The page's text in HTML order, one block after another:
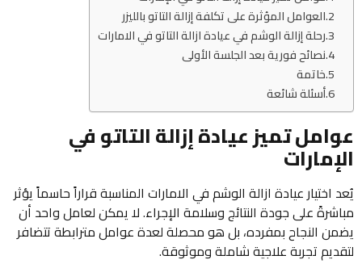
العوامل المؤثرة على تكلفة إزالة التاتو بالليزر
رحلة إزالة الوشم في عيادة ازالة التاتو في الامارات
نصائح فورية بعد الجلسة الأولى
خاتمة
أسئلة شائعة
عوامل تميز عيادة إزالة التاتو في
الإمارات
يُعد اختيار عيادة ازالة الوشم في الامارات المناسبة قراراً حاسماً يؤثر
مباشرةً على جودة النتائج وسلامة الإجراء. لا يمكن لعامل واحد أن
يضمن النجاح بمفرده، بل هو محصلة لعدة عوامل مترابطة تتضافر
لتقديم تجربة علاجية شاملة وموثوقة.